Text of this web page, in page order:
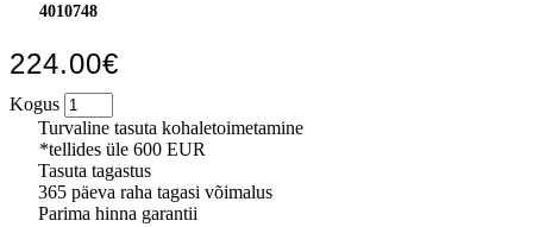
4010748
224.00€
Kogus
Turvaline tasuta kohaletoimetamine
*tellides üle 600 EUR
Tasuta tagastus
365 päeva raha tagasi võimalus
Parima hinna garantii